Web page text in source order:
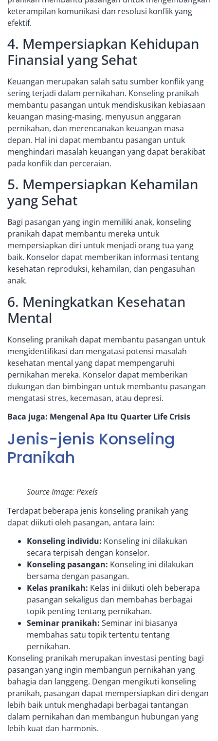
keterampilan komunikasi dan resolusi konflik yang
efektif.
4. Mempersiapkan Kehidupan
Finansial yang Sehat
Keuangan merupakan salah satu sumber konflik yang
sering terjadi dalam pernikahan. Konseling pranikah
membantu pasangan untuk mendiskusikan kebiasaan
keuangan masing-masing, menyusun anggaran
pernikahan, dan merencanakan keuangan masa
depan. Hal ini dapat membantu pasangan untuk
menghindari masalah keuangan yang dapat berakibat
pada konflik dan perceraian.
5. Mempersiapkan Kehamilan
yang Sehat
Bagi pasangan yang ingin memiliki anak, konseling
pranikah dapat membantu mereka untuk
mempersiapkan diri untuk menjadi orang tua yang
baik. Konselor dapat memberikan informasi tentang
kesehatan reproduksi, kehamilan, dan pengasuhan
anak.
6. Meningkatkan Kesehatan
Mental
Konseling pranikah dapat membantu pasangan untuk
mengidentifikasi dan mengatasi potensi masalah
kesehatan mental yang dapat mempengaruhi
pernikahan mereka. Konselor dapat memberikan
dukungan dan bimbingan untuk membantu pasangan
mengatasi stres, kecemasan, atau depresi.
Baca juga: Mengenal Apa Itu Quarter Life Crisis
Jenis-jenis Konseling
Pranikah
Source Image: Pexels
Terdapat beberapa jenis konseling pranikah yang
dapat diikuti oleh pasangan, antara lain:
Konseling individu: Konseling ini dilakukan
secara terpisah dengan konselor.
Konseling pasangan: Konseling ini dilakukan
bersama dengan pasangan.
Kelas pranikah: Kelas ini diikuti oleh beberapa
pasangan sekaligus dan membahas berbagai
topik penting tentang pernikahan.
Seminar pranikah: Seminar ini biasanya
membahas satu topik tertentu tentang
pernikahan.
Konseling pranikah merupakan investasi penting bagi
pasangan yang ingin membangun pernikahan yang
bahagia dan langgeng. Dengan mengikuti konseling
pranikah, pasangan dapat mempersiapkan diri dengan
lebih baik untuk menghadapi berbagai tantangan
dalam pernikahan dan membangun hubungan yang
lebih kuat dan harmonis.